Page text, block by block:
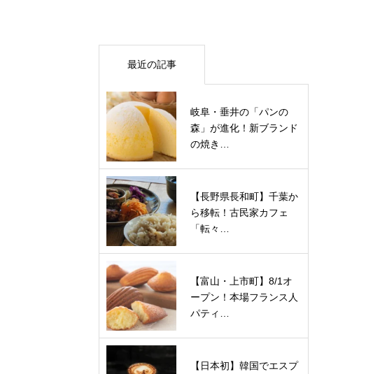
最近の記事
岐阜・垂井の「パンの
森」が進化！新ブランド
の焼き…
【長野県長和町】千葉か
ら移転！古民家カフェ
「転々…
【富山・上市町】8/1オ
ープン！本場フランス人
パティ…
【日本初】韓国でエスプ